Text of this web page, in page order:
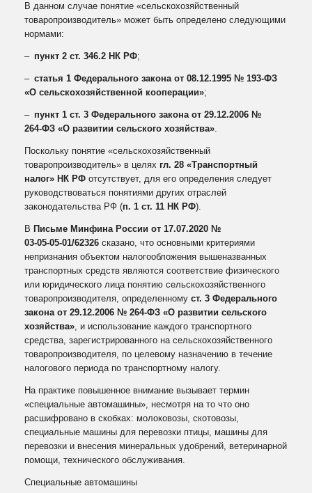
В данном случае понятие «сельскохозяйственный
товаропроизводитель» может быть определено следующими
нормами:
– пункт 2 ст. 346.2 НК РФ;
– статья 1 Федерального закона от 08.12.1995 № 193‑ФЗ
«О сельскохозяйственной кооперации»;
– пункт 1 ст. 3 Федерального закона от 29.12.2006 №
264‑ФЗ «О развитии сельского хозяйства».
Поскольку понятие «сельскохозяйственный
товаропроизводитель» в целях гл. 28 «Транспортный
налог» НК РФ отсутствует, для его определения следует
руководствоваться понятиями других отраслей
законодательства РФ (п. 1 ст. 11 НК РФ).
В Письме Минфина России от 17.07.2020 №
03‑05‑05‑01/62326 сказано, что основными критериями
непризнания объектом налогообложения вышеназванных
транспортных средств являются соответствие физического
или юридического лица понятию сельскохозяйственного
товаропроизводителя, определенному ст. 3 Федерального
закона от 29.12.2006 № 264‑ФЗ «О развитии сельского
хозяйства», и использование каждого транспортного
средства, зарегистрированного на сельскохозяйственного
товаропроизводителя, по целевому назначению в течение
налогового периода по транспортному налогу.
На практике повышенное внимание вызывает термин
«специальные автомашины», несмотря на то что оно
расшифровано в скобках: молоковозы, скотовозы,
специальные машины для перевозки птицы, машины для
перевозки и внесения минеральных удобрений, ветеринарной
помощи, технического обслуживания.
Специальные автомашины